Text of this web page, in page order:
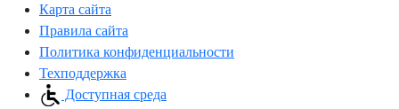
Карта сайта
Правила сайта
Политика конфиденциальности
Техподдержка
Доступная среда